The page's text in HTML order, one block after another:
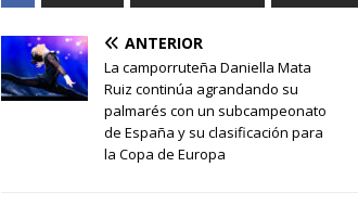
ANTERIOR
La camporruteña Daniella Mata
Ruiz continúa agrandando su
palmarés con un subcampeonato
de España y su clasificación para
la Copa de Europa